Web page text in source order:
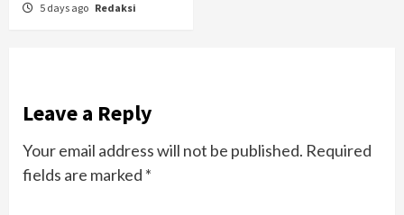
5 days ago Redaksi
Leave a Reply
Your email address will not be published. Required
fields are marked *